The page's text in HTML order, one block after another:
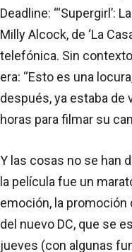
Deadline: “‘Supergirl’:
Milly Alcock, de ‘La
telefónica. Sin
era: “Esto es una
después, ya estaba de
horas para filmar su
Y las cosas no se han
la película fue un
emoción, la promoción
del nuevo DC, que se
jueves (con algunas